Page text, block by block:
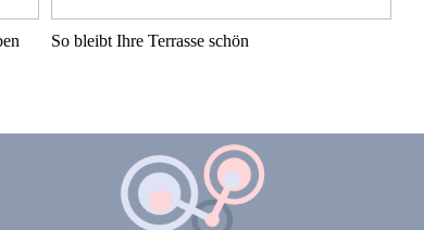
So bleibt Ihre Terrasse schön